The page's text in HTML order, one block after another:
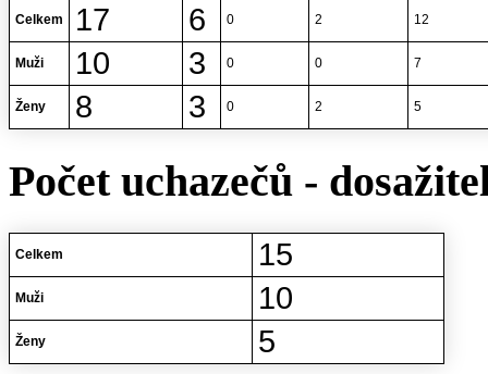
Celkem 17 6 0 2 12
Muži 10 3 0 0 7
Ženy 8 3 0 2 5
Počet uchazečů -
Celkem 15
Muži 10
Ženy 5